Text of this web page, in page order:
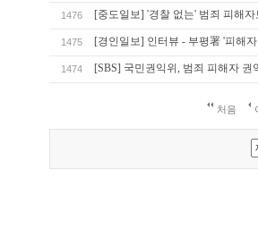
1476 [중도일보] '경찰 없는' 범죄 피해
1475 [경인일보] 인터뷰 - 부평署 '피해
1474 [SBS] 국민권익위, 범죄 피해자 권
처음